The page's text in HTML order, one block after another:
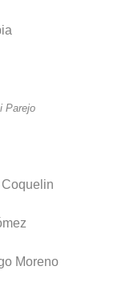
Parejo
Moreno